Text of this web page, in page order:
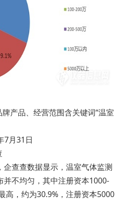
产品、经营范围含关键词“温室
7月31日
企查查数据显示，温室气体监测
并不均匀，其中注册资本1000-
高，约为30.9%，注册资本5000